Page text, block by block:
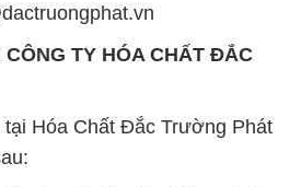
TY HÓA CHẤT ĐẮC
tại Hóa Chất Đắc Trường Phát